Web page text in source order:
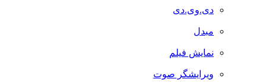
دی.وی.دی
مبدل
نمایش فیلم
ویرایشگر صوت